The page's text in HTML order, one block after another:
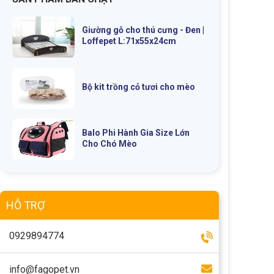
Giường gỗ cho thú cưng - Đen |
Loffepet L:71x55x24cm
Bộ kit trồng cỏ tươi cho mèo
Balo Phi Hành Gia Size Lớn
Cho Chó Mèo
HỖ TRỢ
0929894774
info@fagopet.vn